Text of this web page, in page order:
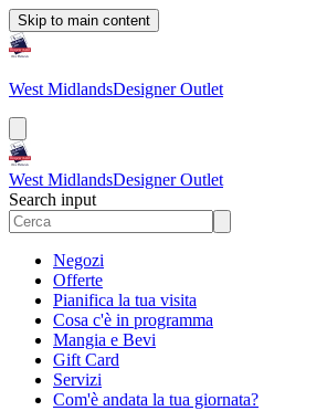
Skip to main content
West MidlandsDesigner Outlet
West MidlandsDesigner Outlet
Search input
Negozi
Offerte
Pianifica la tua visita
Cosa c'è in programma
Mangia e Bevi
Gift Card
Servizi
Com'è andata la tua giornata?